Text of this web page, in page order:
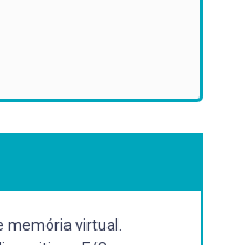
memória virtual.